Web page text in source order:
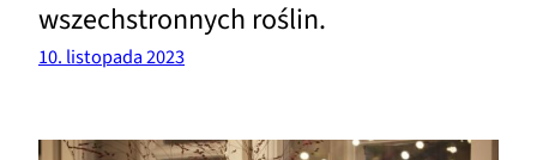
wszechstronnych roślin.
10. listopada 2023